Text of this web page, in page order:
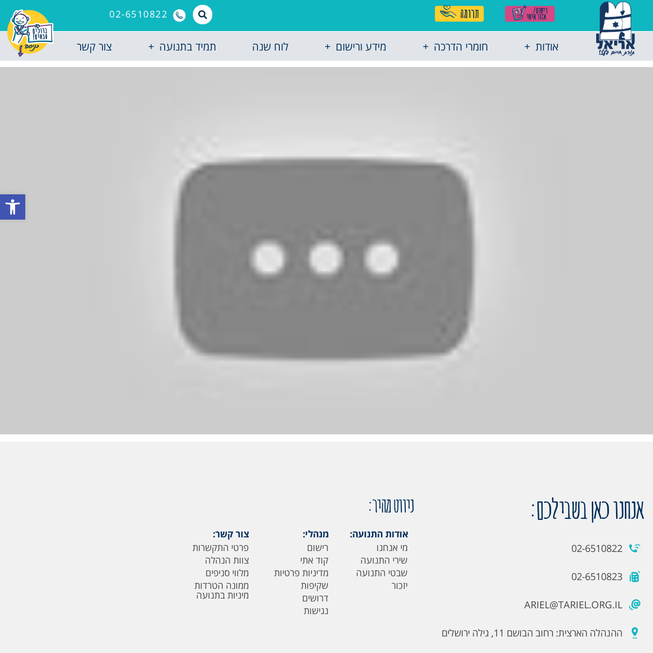
פתח
02-6510822
אודות חומרי הדרכה מידע ורישום לוח שנה תמיד בתנועה צור קשר
אנחנו כאן בשבילכם:
02-6510822
02-6510823
ARIEL@TARIEL.ORG.IL
ההנהלה הארצית: רחוב הבושם 11, גילה ירושלים
ניווט מהיר:
אודות התנועה:
מי אנחנו
שירי התנועה
שבטי התנועה
יזכור
מנהלי:
רישום
קוד אתי
מדיניות פרטיות
שקיפות
דרושים
נגישות
צור קשר:
פרטי התקשרות
צוות הנהלה
מלווי סניפים
ממונה הטרדות
מיניות בתנועה